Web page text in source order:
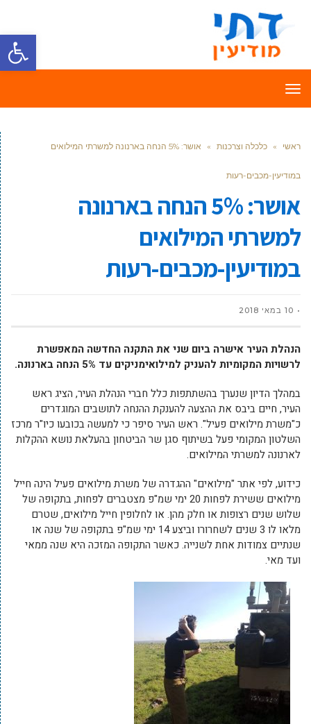
פתח
תפריט
ראשי » כלכלה וצרכנות » אושר: 5% הנחה בארנונה למשרתי המילואים
במודיעין-מכבים-רעות
אושר: 5% הנחה בארנונה
למשרתי המילואים
במודיעין-מכבים-רעות
10 במאי 2018
הנהלת העיר אישרה ביום שני את התקנה החדשה המאפשרת
לרשויות המקומיות להעניק למילואימניקים עד 5% הנחה בארנונה.
במהלך הדיון שנערך בהשתתפות כלל חברי הנהלת העיר, הציג ראש
העיר, חיים ביבס את ההצעה להענקת ההנחה לתושבים המוגדרים
כ"משרת מילואים פעיל". ראש העיר סיפר כי למעשה בכובעו כיו"ר מרכז
השלטון המקומי פעל בשיתוף סגן שר הביטחון בהעלאת נושא ההקלות
לארנונה למשרתי המילואים.
כידוע, לפי אתר "מילואים" ההגדרה של משרת מילואים פעיל הינה חייל
מילואים ששירת לפחות 20 ימי שמ"פ מצטברים לפחות, בתקופה של
שלוש שנים רצופות או חלק מהן. או לחלופין חייל מילואים, שטרם
מלאו לו 3 שנים לשחרורו וביצע 14 ימי שמ"פ בתקופה של שנה או
שנתיים צמודות אחת לשנייה. כאשר התקופה המזכה היא שנה ממאי
ועד מאי.